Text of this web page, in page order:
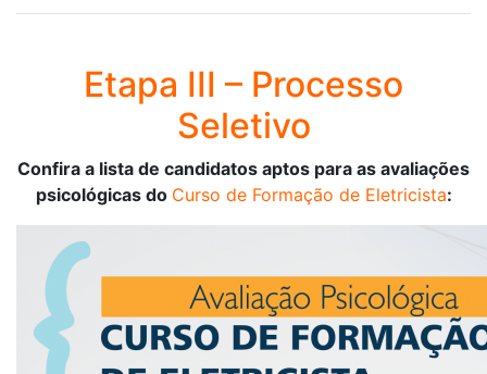
Etapa III – Processo
Seletivo
Confira a lista de candidatos aptos para as avaliações
psicológicas do Curso de Formação de Eletricista: